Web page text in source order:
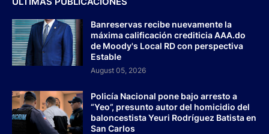
Banreservas recibe nuevamente la
máxima calificación crediticia AAA.do
de Moody's Local RD con perspectiva
Estable
August 05, 2026
Policía Nacional pone bajo arresto a
“Yeo”, presunto autor del homicidio del
baloncestista Yeuri Rodríguez Batista en
San Carlos